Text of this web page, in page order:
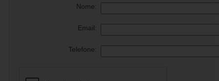
Nome:
Email:
Telefone: